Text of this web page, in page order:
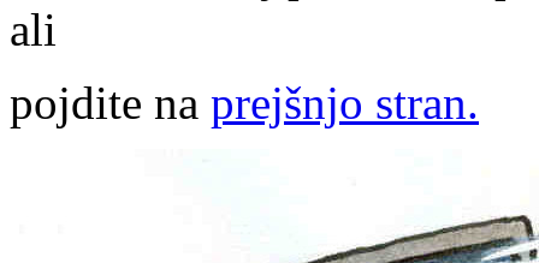
ali
pojdite na prejšnjo stran.